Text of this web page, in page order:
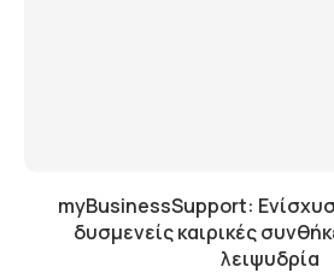
myBusinessSupport:
δυσμενείς καιρικές
λειψυδρία